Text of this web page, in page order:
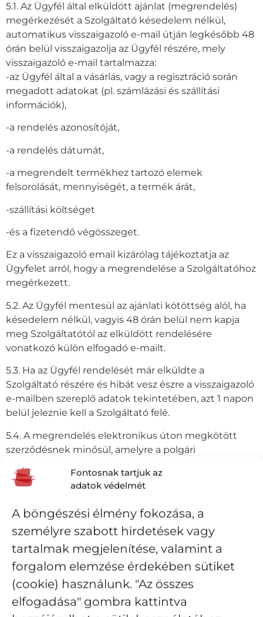
Fontosnak tartjuk az
adatok védelmét
A böngészési élmény fokozása, a
személyre szabott hirdetések vagy
tartalmak megjelenítése, valamint a
forgalom elemzése érdekében sütiket
(cookie) használunk. "Az összes
elfogadása" gombra kattintva
5.1. Az Ügyfél által elküldött ajánlat (megrendelés)
megérkezését a Szolgáltató késedelem nélkül,
automatikus visszaigazoló e-mail útján legkésőbb 48
órán belül visszaigazolja az Ügyfél részére, mely
visszaigazoló e-mail tartalmazza:
-az Ügyfél által a vásárlás, vagy a regisztráció során
megadott adatokat (pl. számlázási és szállítási
információk),
-a rendelés azonosítóját,
-a rendelés dátumát,
-a megrendelt termékhez tartozó elemek
felsorolását, mennyiségét, a termék árát,
-szállítási költséget
-és a fizetendő végösszeget.
Ez a visszaigazoló email kizárólag tájékoztatja az
Ügyfelet arról, hogy a megrendelése a Szolgáltatóhoz
megérkezett.
5.2. Az Ügyfél mentesül az ajánlati kötöttség alól, ha
késedelem nélkül, vagyis 48 órán belül nem kapja
meg Szolgáltatótól az elküldött rendelésére
vonatkozó külön elfogadó e-mailt.
5.3. Ha az Ügyfél rendelését már elküldte a
Szolgáltató részére és hibát vesz észre a visszaigazoló
e-mailben szereplő adatok tekintetében, azt 1 napon
belül jeleznie kell a Szolgáltató felé.
5.4. A megrendelés elektronikus úton megkötött
szerződésnek minősül, amelyre a polgári
elektronikus kereskedelmi szolgáltatások, valamint
az információs társadalommal összefüggő
szolgáltatások egyes kérdéseiről szóló 2001. évi CVIII.
törvényben foglaltak irányadóak.
A szerződés a fogyasztó és a vállalkozás közötti
szerződések részletes szabályairól szóló 45/2014 (II.26.)
Korm. rendelet hatálya alá tartozik, és szem előtt
tartja a fogyasztók jogairól szóló Európai Parlament és
a Tanács 2011/83/EU irányelvének rendelkezéseit.